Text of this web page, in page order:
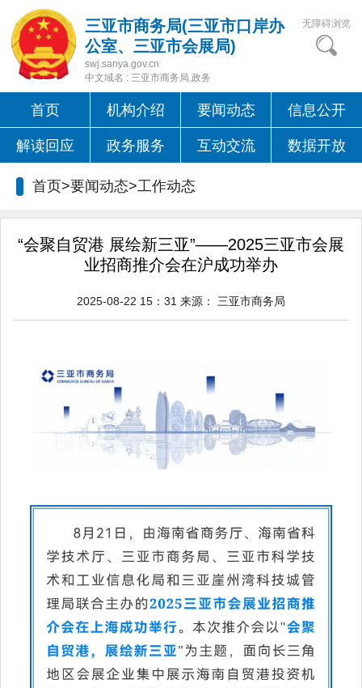
三亚市商务局(三亚市口岸办
公室、三亚市会展局)
swj.sanya.gov.cn
中文域名 : 三亚市商务局.政务
无障碍浏览
首页 机构介绍 要闻动态 信息公开
解读回应 政务服务 互动交流 数据开放
首页>要闻动态>工作动态
“会聚自贸港 展绘新三亚”——2025三亚市会展
业招商推介会在沪成功举办
2025-08-22 15：31 来源： 三亚市商务局